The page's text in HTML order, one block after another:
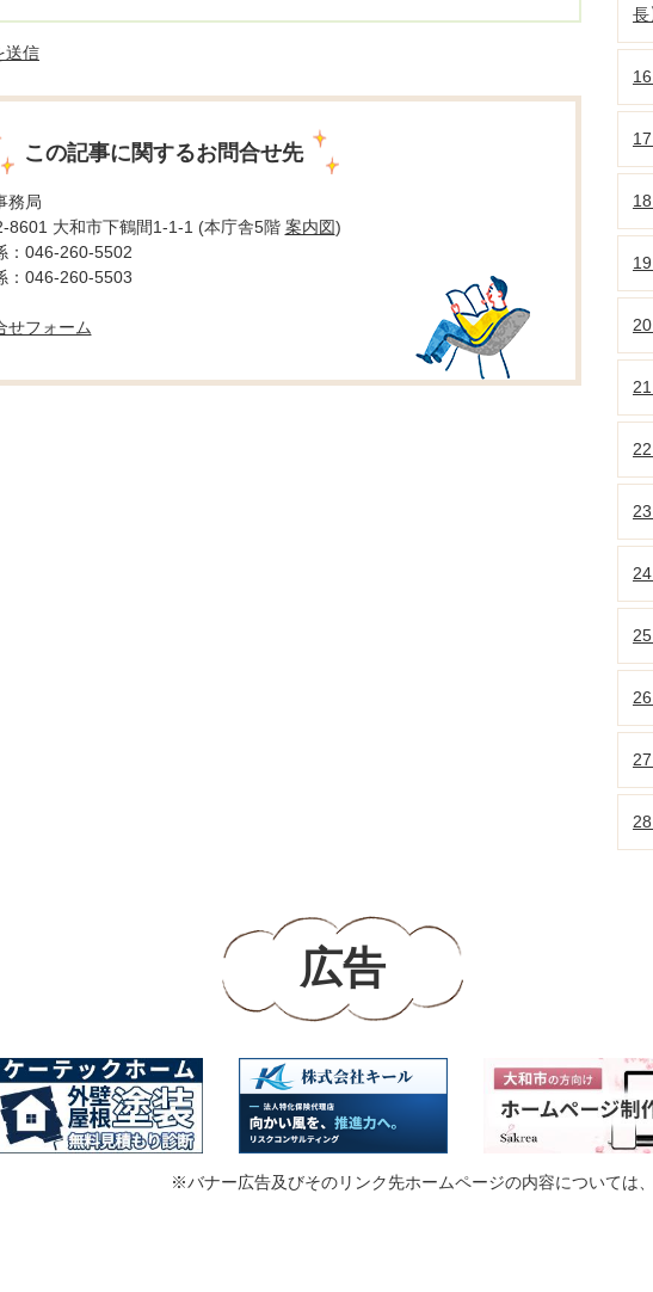
送信
この記事に関するお問合せ先
務局
8601 大和市下鶴間1-1-1 (本庁舎5階 案内図)
：046-260-5502
：046-260-5503
せフォーム
長
広告
※バナー広告及びそのリンク先ホームページの内容については